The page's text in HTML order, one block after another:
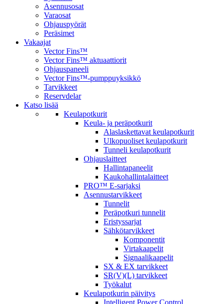
Asennusosat
Varaosat
Ohjauspyörät
Peräsimet
Vakaajat
Vector Fins™
Vector Fins™ aktuaattiorit
Ohjauspaneeli
Vector Fins™-pumppuyksikkö
Tarvikkeet
Reservdelar
Katso lisää
Keulapotkurit
Keula- ja peräpotkurit
Alaslaskettavat keulapotkurit
Ulkopuoliset keulapotkurit
Tunneli keulapotkurit
Ohjauslaitteet
Hallintapaneelit
Kaukohallintalaitteet
PRO™ E-sarjaksi
Asennustarvikkeet
Tunnelit
Peräpotkuri tunnelit
Eristyssarjat
Sähkötarvikkeet
Komponentit
Virtakaapelit
Signaalikaapelit
SX & EX tarvikkeet
SR(V)(L) tarvikkeet
Työkalut
Keulapotkurin päivitys
Intelligent Power Control